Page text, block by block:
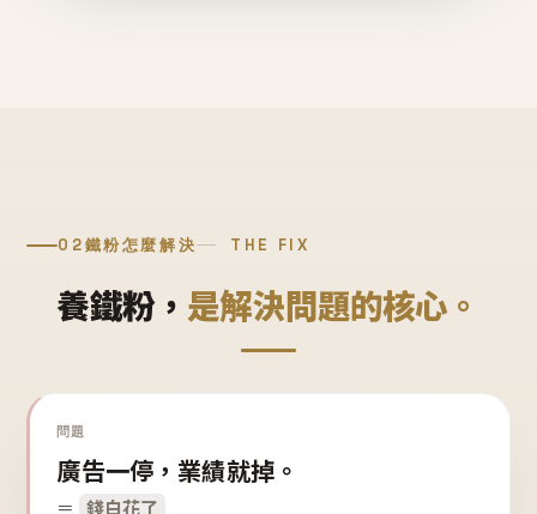
02鐵粉怎麼解決 THE FIX
養鐵粉， 是解決問題的核心。
問題
廣告一停，業績就掉。
＝ 錢白花了